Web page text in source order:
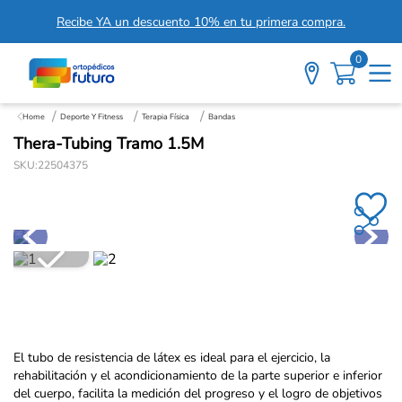
Recibe YA un descuento 10% en tu primera compra.
0
Deporte Y Fitness Terapia Física Bandas
Thera-Tubing Tramo 1.5M
SKU:22504375
El tubo de resistencia de látex es ideal para el ejercicio, la
rehabilitación y el acondicionamiento de la parte superior e inferior
del cuerpo, facilita la medición del progreso y el logro de objetivos